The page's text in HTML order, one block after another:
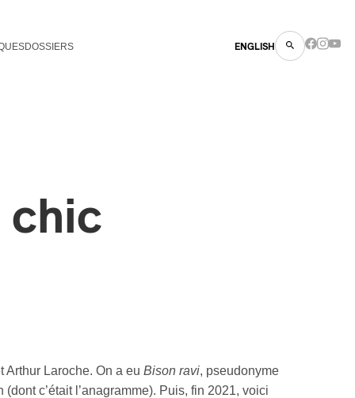
DOSSIERS ENGLISH
chic
Arthur Laroche. On a eu Bison ravi, pseudonyme
c’était l’anagramme). Puis, fin 2021, voici